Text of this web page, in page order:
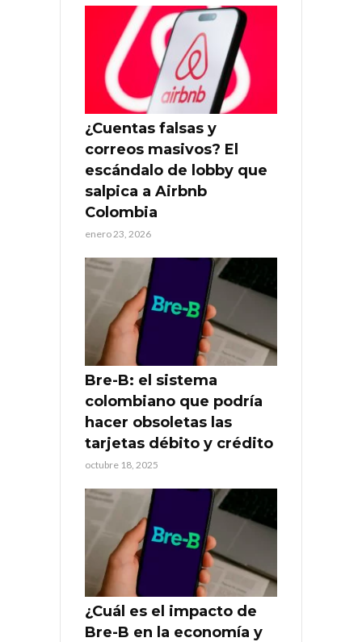
¿Cuentas falsas y
correos masivos? El
escándalo de lobby que
salpica a Airbnb
Colombia
enero 23, 2026
Bre-B: el sistema
colombiano que podría
hacer obsoletas las
tarjetas débito y crédito
octubre 18, 2025
¿Cuál es el impacto de
Bre-B en la economía y